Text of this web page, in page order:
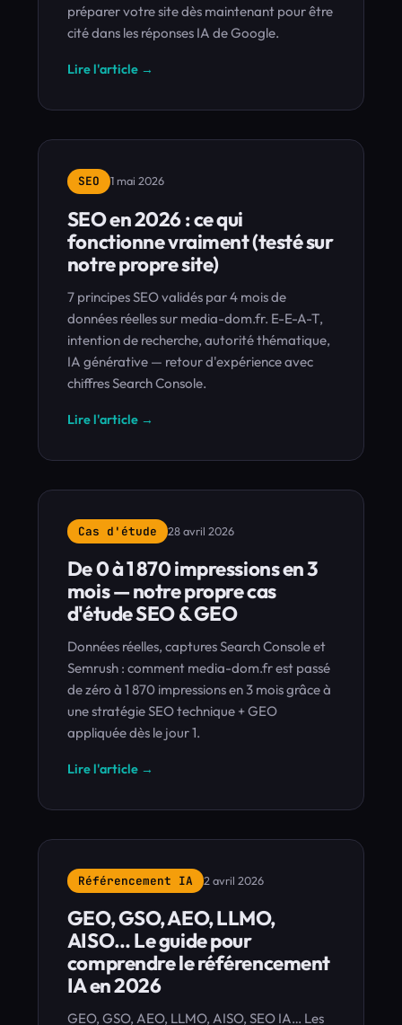
préparer votre site dès maintenant pour être
cité dans les réponses IA de Google.
Lire l'article →
SEO 1 mai 2026
SEO en 2026 : ce qui
fonctionne vraiment (testé sur
notre propre site)
7 principes SEO validés par 4 mois de
données réelles sur media-dom.fr. E-E-A-T,
intention de recherche, autorité thématique,
IA générative — retour d'expérience avec
chiffres Search Console.
Lire l'article →
Cas d'étude 28 avril 2026
De 0 à 1 870 impressions en 3
mois — notre propre cas
d'étude SEO & GEO
Données réelles, captures Search Console et
Semrush : comment media-dom.fr est passé
de zéro à 1 870 impressions en 3 mois grâce à
une stratégie SEO technique + GEO
appliquée dès le jour 1.
Lire l'article →
Référencement IA 2 avril 2026
GEO, GSO, AEO, LLMO,
AISO… Le guide pour
comprendre le référencement
IA en 2026
GEO, GSO, AEO, LLMO, AISO, SEO IA… Les